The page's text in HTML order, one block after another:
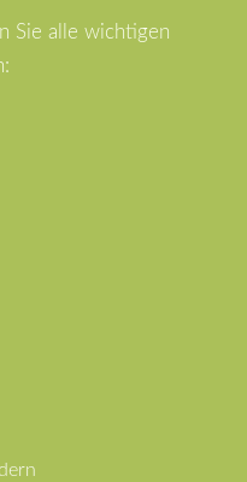
Sie alle wichtigen